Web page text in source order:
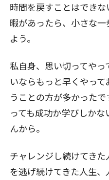
時間を戻すことはでき
暇があったら、小さな
よう。
私自身、思い切ってや
いならもっと早くやっ
うことの方が多かった
っても成功か学びしか
んから。
チャレンジし続けてき
を逃げ続けてきた人生